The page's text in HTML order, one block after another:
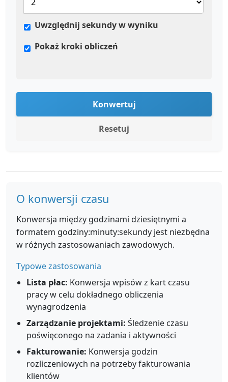
Uwzględnij sekundy w wyniku
Pokaż kroki obliczeń
Konwertuj
Resetuj
O konwersji czasu
Konwersja między godzinami dziesiętnymi a
formatem godziny:minuty:sekundy jest niezbędna
w różnych zastosowaniach zawodowych.
Typowe zastosowania
Lista płac: Konwersja wpisów z kart czasu
pracy w celu dokładnego obliczenia
wynagrodzenia
Zarządzanie projektami: Śledzenie czasu
poświęconego na zadania i aktywności
Fakturowanie: Konwersja godzin
rozliczeniowych na potrzeby fakturowania
klientów